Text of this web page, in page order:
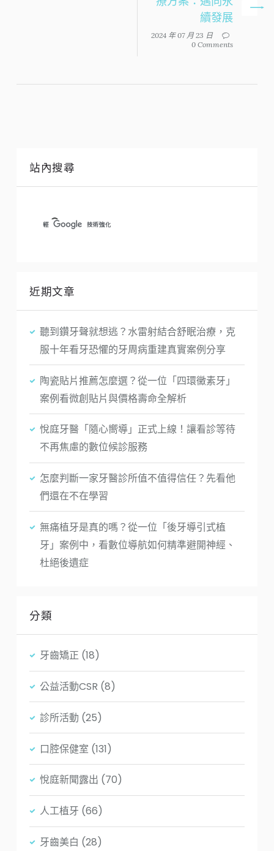
續發展
2024 年 07 月 23 日
0 Comments
站內搜尋
近期文章
聽到鑽牙聲就想逃？水雷射結合舒眠治療，克
服十年看牙恐懼的牙周病重建真實案例分享
陶瓷貼片推薦怎麼選？從一位「四環黴素牙」
案例看微創貼片與價格壽命全解析
悅庭牙醫「隨心嚮導」正式上線！讓看診等待
不再焦慮的數位候診服務
怎麼判斷一家牙醫診所值不值得信任？先看他
們還在不在學習
無痛植牙是真的嗎？從一位「後牙導引式植
牙」案例中，看數位導航如何精準避開神經、
杜絕後遺症
分類
牙齒矯正 (18)
公益活動CSR (8)
診所活動 (25)
口腔保健室 (131)
悅庭新聞露出 (70)
人工植牙 (66)
牙齒美白 (28)